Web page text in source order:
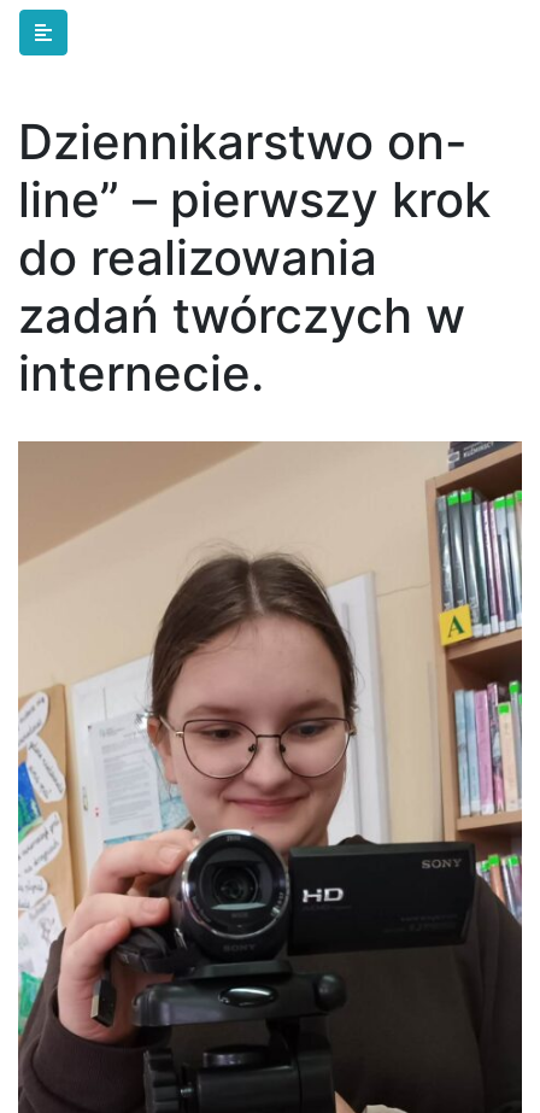
Skip to main content
Dziennikarstwo on-
line” – pierwszy krok
do realizowania
zadań twórczych w
internecie.